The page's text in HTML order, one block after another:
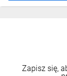
Zapisz się,